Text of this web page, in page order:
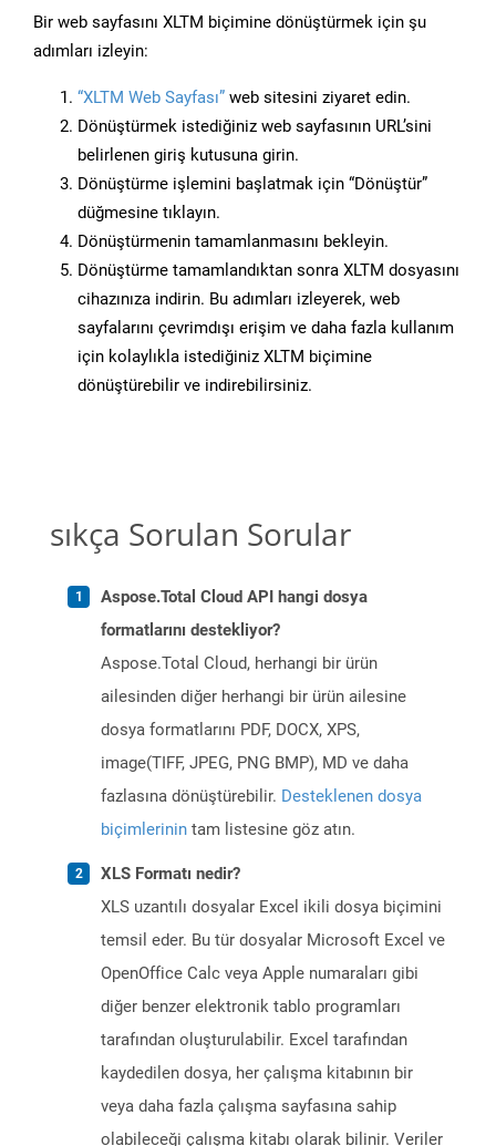
Bir web sayfasını XLTM biçimine dönüştürmek için şu
adımları izleyin:
“XLTM Web Sayfası” web sitesini ziyaret edin.
Dönüştürmek istediğiniz web sayfasının URL’sini
belirlenen giriş kutusuna girin.
Dönüştürme işlemini başlatmak için “Dönüştür”
düğmesine tıklayın.
Dönüştürmenin tamamlanmasını bekleyin.
Dönüştürme tamamlandıktan sonra XLTM dosyasını
cihazınıza indirin. Bu adımları izleyerek, web
sayfalarını çevrimdışı erişim ve daha fazla kullanım
için kolaylıkla istediğiniz XLTM biçimine
dönüştürebilir ve indirebilirsiniz.
sıkça Sorulan Sorular
Aspose.Total Cloud API hangi dosya
formatlarını destekliyor?
Aspose.Total Cloud, herhangi bir ürün
ailesinden diğer herhangi bir ürün ailesine
dosya formatlarını PDF, DOCX, XPS,
image(TIFF, JPEG, PNG BMP), MD ve daha
fazlasına dönüştürebilir. Desteklenen dosya
biçimlerinin tam listesine göz atın.
XLS Formatı nedir?
XLS uzantılı dosyalar Excel ikili dosya biçimini
temsil eder. Bu tür dosyalar Microsoft Excel ve
OpenOffice Calc veya Apple numaraları gibi
diğer benzer elektronik tablo programları
tarafından oluşturulabilir. Excel tarafından
kaydedilen dosya, her çalışma kitabının bir
veya daha fazla çalışma sayfasına sahip
olabileceği çalışma kitabı olarak bilinir. Veriler